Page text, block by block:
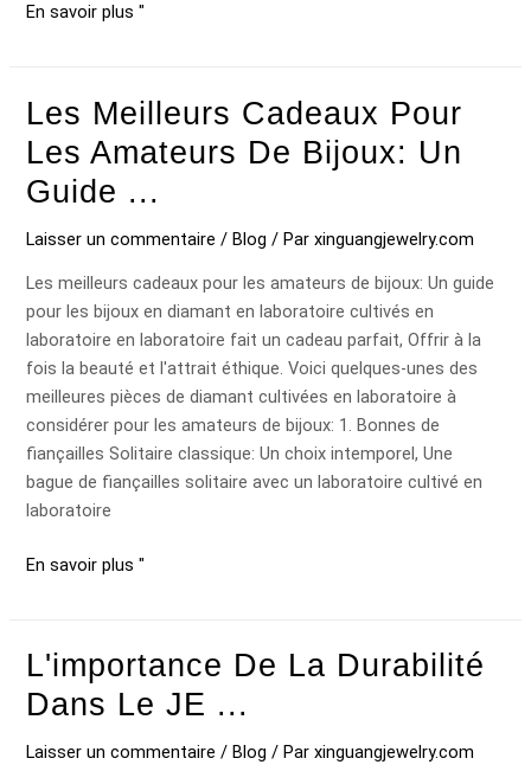
En savoir plus "
Les Meilleurs Cadeaux Pour
Les Amateurs De Bijoux: Un
Guide ...
Laisser un commentaire /Blog / Parxinguangjewelry.com
Les meilleurs cadeaux pour les amateurs de bijoux: Un guide
pour les bijoux en diamant en laboratoire cultivés en
laboratoire en laboratoire fait un cadeau parfait, Offrir à la
fois la beauté et l'attrait éthique. Voici quelques-unes des
meilleures pièces de diamant cultivées en laboratoire à
considérer pour les amateurs de bijoux: 1. Bonnes de
fiançailles Solitaire classique: Un choix intemporel, Une
bague de fiançailles solitaire avec un laboratoire cultivé en
laboratoire
Les
cadeaux
pour
amateurs
de
bijoux:
Un
guide
...
En savoir plus "
L'importance De La Durabilité
Dans Le JE ...
Laisser un commentaire /Blog / Parxinguangjewelry.com
L'importance
la
durabilité